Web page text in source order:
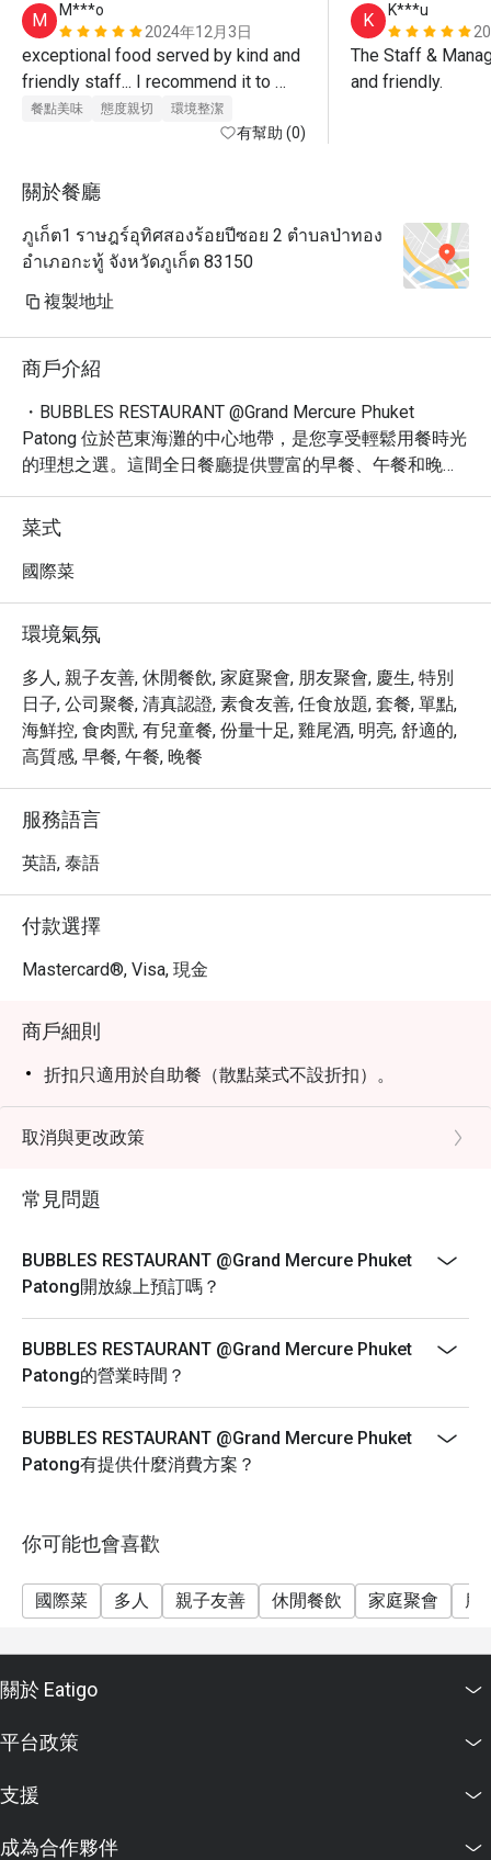
M
M***o
2024年12月3日
exceptional food served by kind and
friendly staff... I recommend it to
everyone for the high quality of
餐點美味 態度親切 環境整潔
有幫助 (0)
K
K***u
The Staff &
and friendly.
關於餐廳
ภูเก็ต1 ราษฎร์อุทิศสองร้อยปีซอย 2 ตำบลป่าทอง
อำเภอกะทู้ จังหวัดภูเก็ต 83150
複製地址
商戶介紹
・BUBBLES RESTAURANT @Grand Mercure Phuket
Patong 位於芭東海灘的中心地帶，是您享受輕鬆用餐時光
的理想之選。這間全日餐廳提供豐富的早餐、午餐和晚餐
選擇，特別以其精緻的自助餐和新鮮海鮮聞名，深受當地
居民和遊客的喜愛。
・座落於 Grand Mercure Phuket Patong 飯店內，
BUBBLES RESTAURANT 提供舒適的用餐環境，無論是與
小酌一杯，都能讓您賓至如歸。餐廳提供室外雅座，讓您
在微風中享受美食。
・以其豐盛的海鮮自助餐、美味的泰式特色菜，如冬蔭
功，以及精緻的甜點，BUBBLES RESTAURANT 擄獲了眾
多饕客的心。這裡的用餐體驗不僅能品嚐到多樣化的料
理，更提供咖啡、烈酒、葡萄酒和雞尾酒等豐富飲品，滿
・透過 Eatigo 預訂 BUBBLES RESTAURANT，您即可享有
高達 5 折的獨家優惠，以更實惠的價格盡情享受豐盛美
食，讓您的普吉島旅程增添更多美味與驚喜。
菜式
國際菜
環境氣氛
多人, 親子友善, 休閒餐飲, 家庭聚會, 朋友聚會, 慶生, 特別
日子, 公司聚餐, 清真認證, 素食友善, 任食放題, 套餐, 單點,
海鮮控, 食肉獸, 有兒童餐, 份量十足, 雞尾酒, 明亮, 舒適的,
高質感, 早餐, 午餐, 晚餐
服務語言
英語, 泰語
付款選擇
Mastercard®, Visa, 現金
商戶細則
折扣只適用於自助餐（散點菜式不設折扣）。
取消與更改政策
常見問題
BUBBLES RESTAURANT @Grand Mercure Phuket
Patong開放線上預訂嗎？
BUBBLES RESTAURANT @Grand Mercure Phuket
Patong的營業時間？
BUBBLES RESTAURANT @Grand Mercure Phuket
Patong有提供什麼消費方案？
你可能也會喜歡
國際菜 多人 親子友善 休閒餐飲 家庭聚會 朋
關於 Eatigo
平台政策
支援
成為合作夥伴